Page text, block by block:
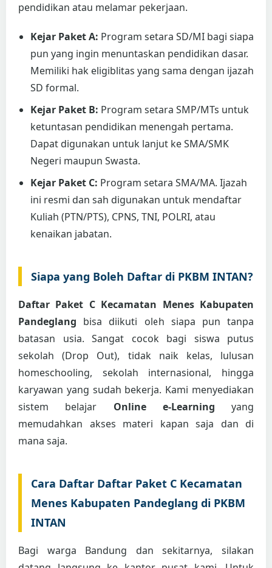
pendidikan atau melamar pekerjaan.
Kejar Paket A: Program setara SD/MI bagi siapa
pun yang ingin menuntaskan pendidikan dasar.
Memiliki hak eligiblitas yang sama dengan ijazah
SD formal.
Kejar Paket B: Program setara SMP/MTs untuk
ketuntasan pendidikan menengah pertama.
Dapat digunakan untuk lanjut ke SMA/SMK
Negeri maupun Swasta.
Kejar Paket C: Program setara SMA/MA. Ijazah
ini resmi dan sah digunakan untuk mendaftar
Kuliah (PTN/PTS), CPNS, TNI, POLRI, atau
kenaikan jabatan.
Siapa yang Boleh Daftar di PKBM INTAN?
Daftar Paket C Kecamatan Menes Kabupaten
Pandeglang bisa diikuti oleh siapa pun tanpa
batasan usia. Sangat cocok bagi siswa putus
sekolah (Drop Out), tidak naik kelas, lulusan
homeschooling, sekolah internasional, hingga
karyawan yang sudah bekerja. Kami menyediakan
sistem belajar Online e-Learning yang
memudahkan akses materi kapan saja dan di
mana saja.
Cara Daftar Daftar Paket C Kecamatan
Menes Kabupaten Pandeglang di PKBM
INTAN
Bagi warga Bandung dan sekitarnya, silakan